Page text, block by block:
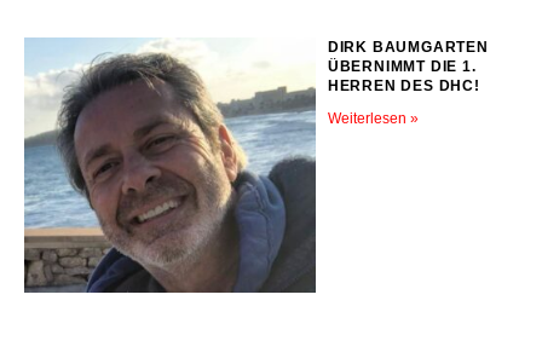
DIRK BAUMGARTEN
ÜBERNIMMT DIE 1.
HERREN DES DHC!
Weiterlesen »